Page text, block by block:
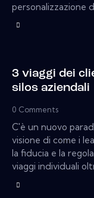
personalizzazione
3 viaggi dei
silos aziendali
0 Comments
C'è un nuovo
visione di come i
la fiducia e la
viaggi individuali